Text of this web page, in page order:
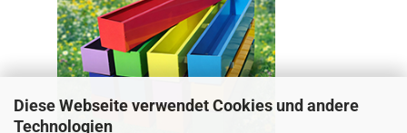
Diese Webseite verwendet Cookies und andere
Technologien